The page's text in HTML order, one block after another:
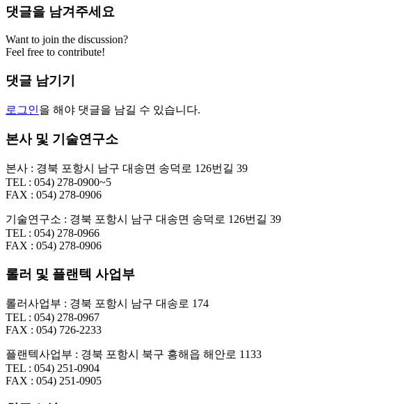
댓글을 남겨주세요
Want to join the discussion?
Feel free to contribute!
댓글 남기기
로그인을 해야 댓글을 남길 수 있습니다.
본사 및 기술연구소
본사 : 경북 포항시 남구 대송면 송덕로 126번길 39
TEL : 054) 278-0900~5
FAX : 054) 278-0906
기술연구소 : 경북 포항시 남구 대송면 송덕로 126번길 39
TEL : 054) 278-0966
FAX : 054) 278-0906
롤러 및 플랜텍 사업부
롤러사업부 : 경북 포항시 남구 대송로 174
TEL : 054) 278-0967
FAX : 054) 726-2233
플랜텍사업부 : 경북 포항시 북구 흥해읍 해안로 1133
TEL : 054) 251-0904
FAX : 054) 251-0905